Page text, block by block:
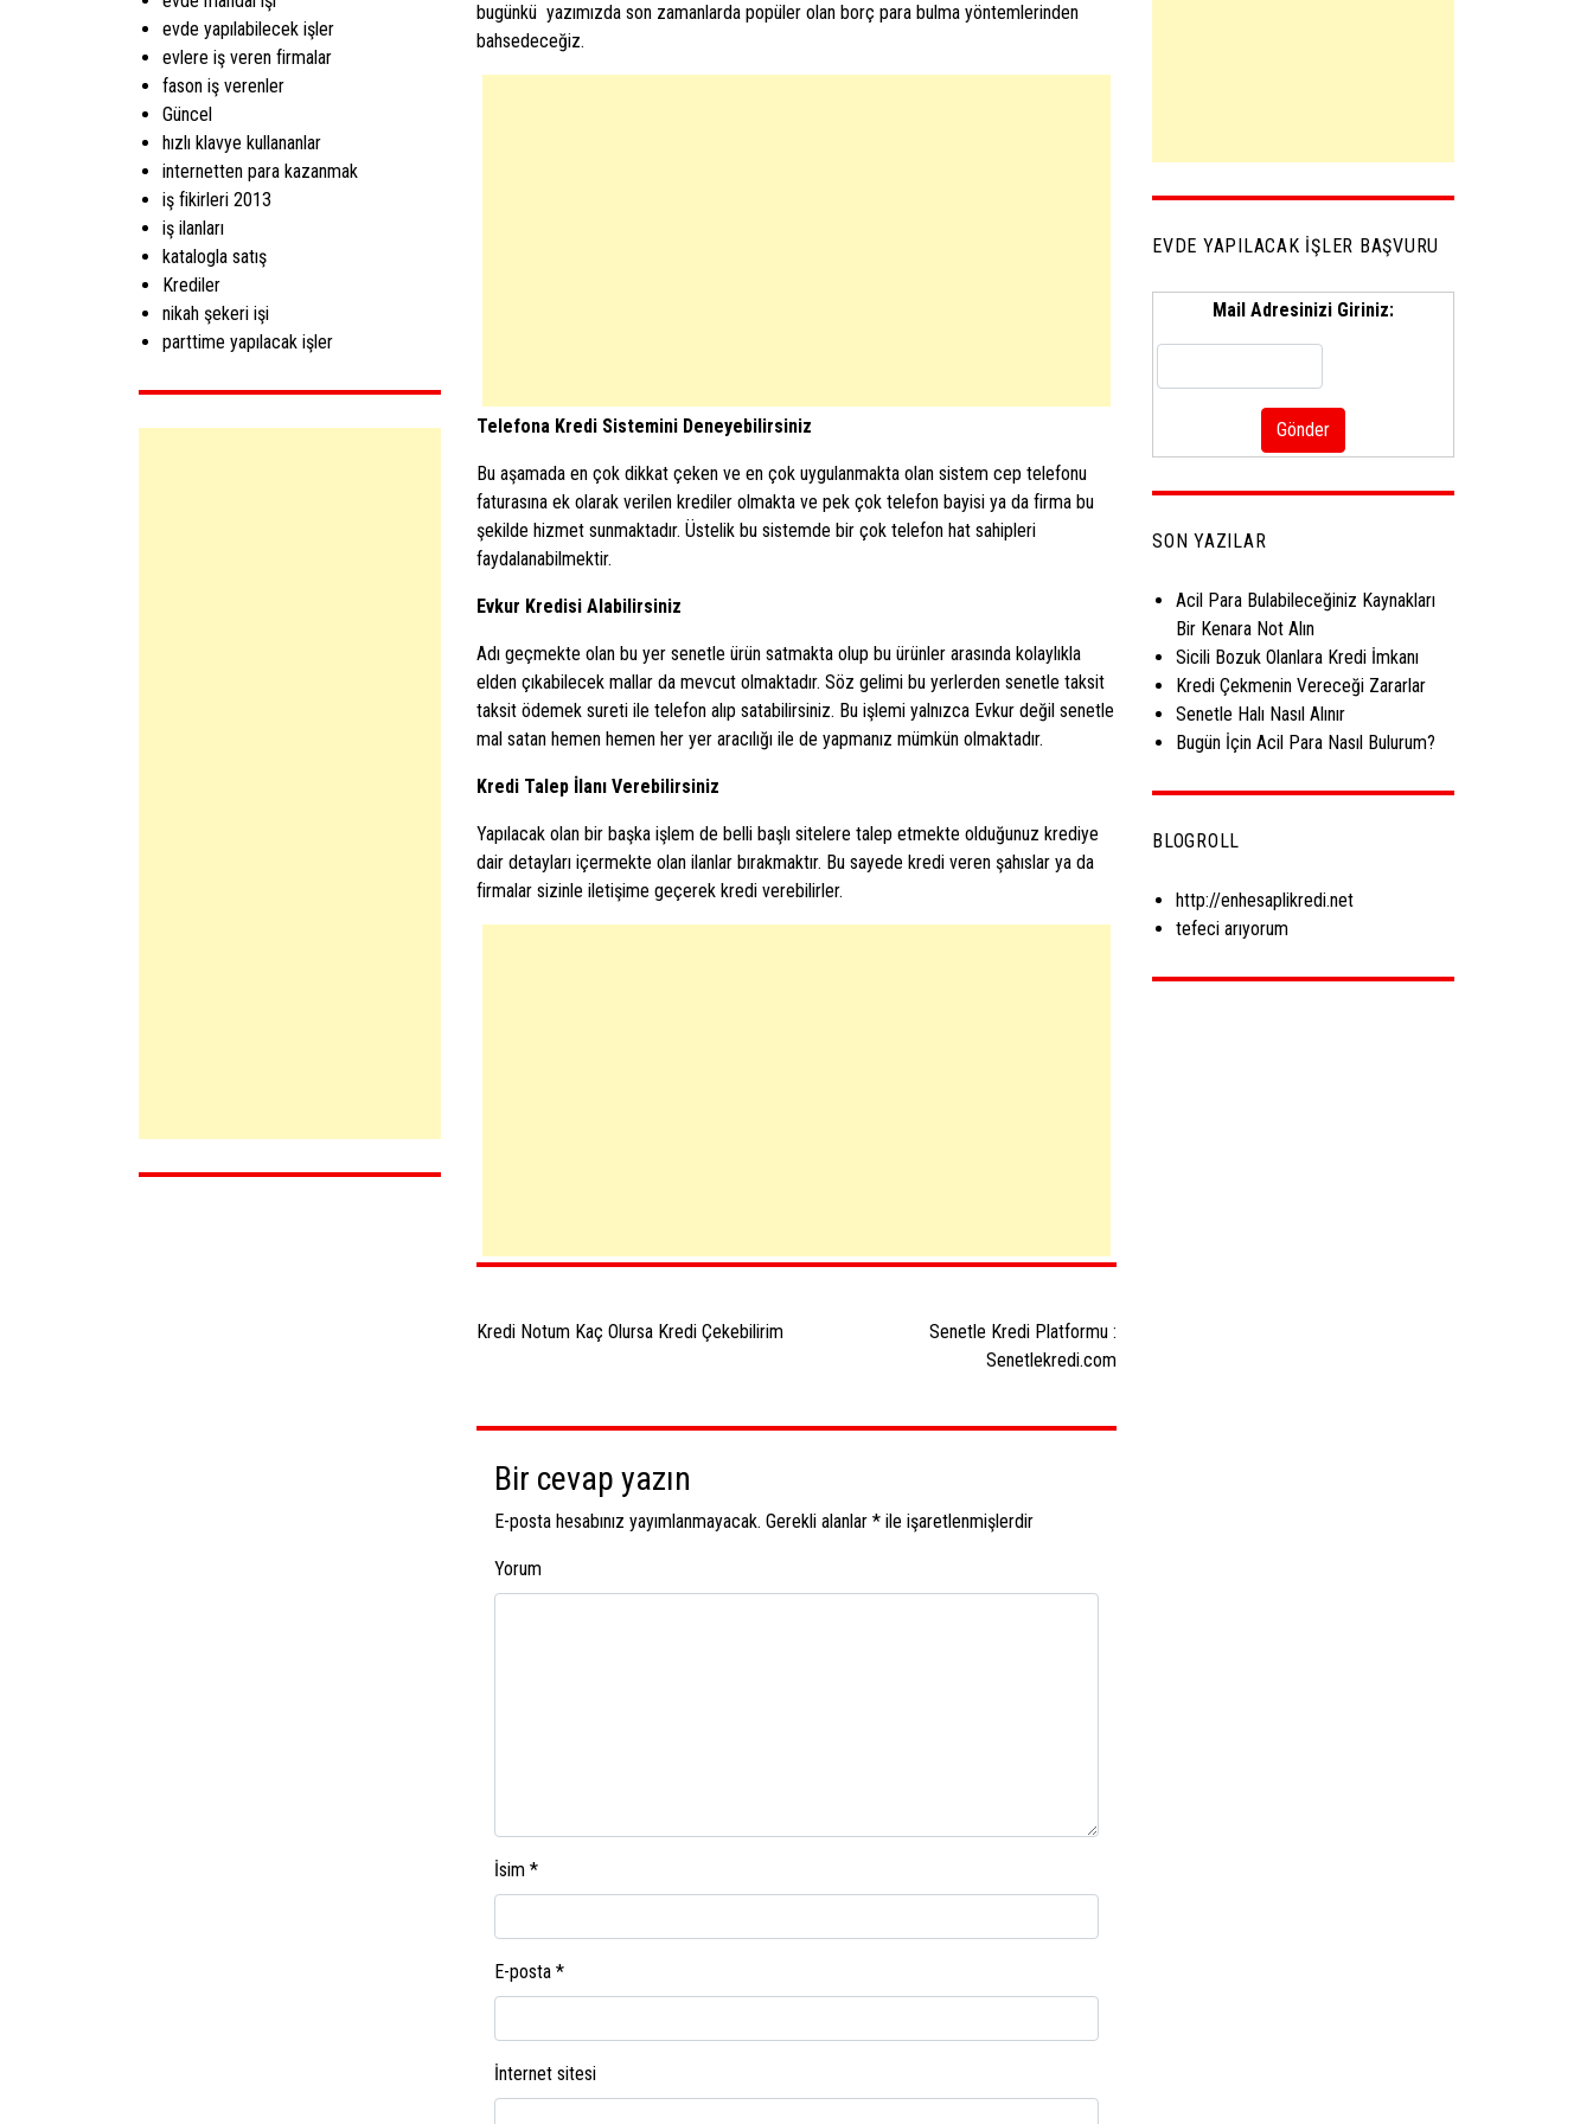
evde yapılabilecek işler
evlere iş veren firmalar
fason iş verenler
Güncel
hızlı klavye kullananlar
internetten para kazanmak
iş fikirleri 2013
iş ilanları
katalogla satış
Krediler
nikah şekeri işi
parttime yapılacak işler
bugünkü yazımızda son zamanlarda popüler olan borç para bulma yöntemlerinden
bahsedeceğiz.
Telefona Kredi Sistemini Deneyebilirsiniz
Bu aşamada en çok dikkat çeken ve en çok uygulanmakta olan sistem cep telefonu
faturasına ek olarak verilen krediler olmakta ve pek çok telefon bayisi ya da firma bu
şekilde hizmet sunmaktadır. Üstelik bu sistemde bir çok telefon hat sahipleri
faydalanabilmektir.
Evkur Kredisi Alabilirsiniz
Adı geçmekte olan bu yer senetle ürün satmakta olup bu ürünler arasında kolaylıkla
elden çıkabilecek mallar da mevcut olmaktadır. Söz gelimi bu yerlerden senetle taksit
taksit ödemek sureti ile telefon alıp satabilirsiniz. Bu işlemi yalnızca Evkur değil senetle
mal satan hemen hemen her yer aracılığı ile de yapmanız mümkün olmaktadır.
Kredi Talep İlanı Verebilirsiniz
Yapılacak olan bir başka işlem de belli başlı sitelere talep etmekte olduğunuz krediye
dair detayları içermekte olan ilanlar bırakmaktır. Bu sayede kredi veren şahıslar ya da
firmalar sizinle iletişime geçerek kredi verebilirler.
dolaşımı
Kredi Notum Kaç Olursa Kredi Çekebilirim
Senetle Kredi Platformu :
Senetlekredi.com
Bir cevap yazın
E-posta hesabınız yayımlanmayacak. Gerekli alanlar * ile işaretlenmişlerdir
Yorum
İsim *
E-posta *
İnternet sitesi
EVDE YAPILACAK İŞLER BAŞVURU
Mail Adresinizi Giriniz:
SON YAZILAR
Acil Para Bulabileceğiniz Kaynakları
Bir Kenara Not Alın
Sicili Bozuk Olanlara Kredi İmkanı
Kredi Çekmenin Vereceği Zararlar
Senetle Halı Nasıl Alınır
Bugün İçin Acil Para Nasıl Bulurum?
BLOGROLL
http://enhesaplikredi.net
tefeci arıyorum